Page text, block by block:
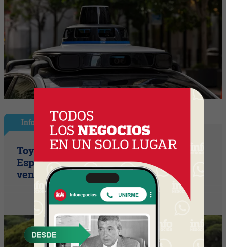
InfoNegocios España
Toyota consolida su liderazgo en
España en julio tras hacer crecer sus
ventas un 10% en 2026